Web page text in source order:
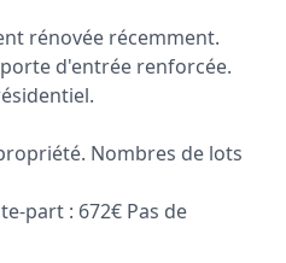
rénovée récemment.
d'entrée renforcée.
Nombres de lots
part : 672€ Pas de